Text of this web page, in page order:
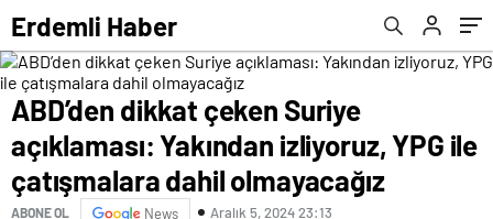
Erdemli Haber
ABD’den dikkat çeken Suriye
açıklaması: Yakından izliyoruz, YPG ile
çatışmalara dahil olmayacağız
ABONE OL News Aralık 5, 2024 23:13